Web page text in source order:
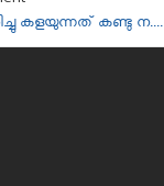
കളയുന്നത് കണ്ടു ന....